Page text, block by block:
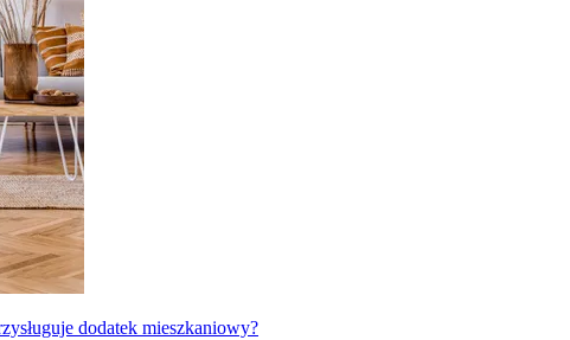
dodatek mieszkaniowy?